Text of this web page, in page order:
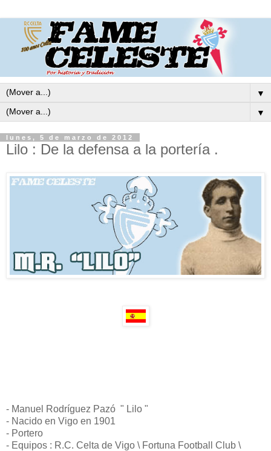
▼
▼
lunes, 5 de marzo de 2012
Lilo : De la defensa a la portería .
- Manuel Rodríguez Pazó " Lilo "
- Nacido en Vigo en 1901
- Portero
- Equipos : R.C. Celta de Vigo \ Fortuna Football Club \